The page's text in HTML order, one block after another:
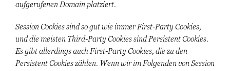
aufgerufenen Domain platziert.
Session Cookies sind so gut wie immer First-Party Cookies,
und die meisten Third-Party Cookies sind Persistent Cookies.
Es gibt allerdings auch First-Party Cookies, die zu den
Persistent Cookies zählen. Wenn wir im Folgenden von Session